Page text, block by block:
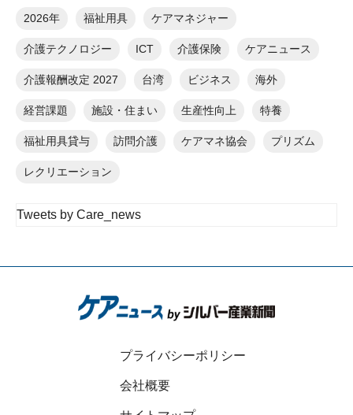
2026年 福祉用具 ケアマネジャー
介護テクノロジー ICT 介護保険 ケアニュース
介護報酬改定 2027 台湾 ビジネス 海外
経営課題 施設・住まい 生産性向上 特養
福祉用具貸与 訪問介護 ケアマネ協会 プリズム
レクリエーション
Tweets by Care_news
プライバシーポリシー
会社概要